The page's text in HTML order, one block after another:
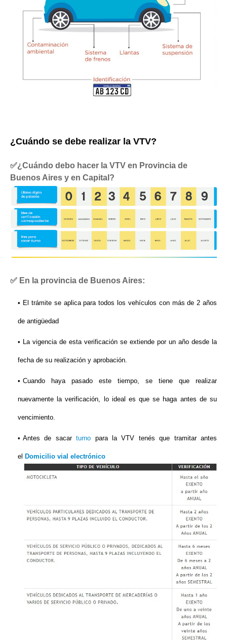
¿Cuándo se debe realizar la VTV?
✅¿Cuándo debo hacer la VTV en Provincia de
Buenos Aires y en Capital?
✅ En la provincia de Buenos Aires:
El trámite se aplica para todos los vehículos con más de 2 años
de antigüedad
La vigencia de esta verificación se extiende por un año desde la
fecha de su realización y aprobación.
Cuando haya pasado este tiempo, se tiene que realizar
nuevamente la verificación, lo ideal es que se haga antes de su
vencimiento.
Antes de sacarturno para la VTV tenés que tramitar antes
el Domicilio vial electrónico